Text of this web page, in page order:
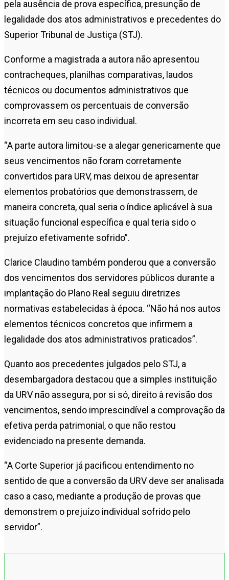
pela ausência de prova específica, presunção de
legalidade dos atos administrativos e precedentes do
Superior Tribunal de Justiça (STJ).
Conforme a magistrada a autora não apresentou
contracheques, planilhas comparativas, laudos
técnicos ou documentos administrativos que
comprovassem os percentuais de conversão
incorreta em seu caso individual.
“A parte autora limitou-se a alegar genericamente que
seus vencimentos não foram corretamente
convertidos para URV, mas deixou de apresentar
elementos probatórios que demonstrassem, de
maneira concreta, qual seria o índice aplicável à sua
situação funcional específica e qual teria sido o
prejuízo efetivamente sofrido”.
Clarice Claudino também ponderou que a conversão
dos vencimentos dos servidores públicos durante a
implantação do Plano Real seguiu diretrizes
normativas estabelecidas à época. “Não há nos autos
elementos técnicos concretos que infirmem a
legalidade dos atos administrativos praticados”.
Quanto aos precedentes julgados pelo STJ, a
desembargadora destacou que a simples instituição
da URV não assegura, por si só, direito à revisão dos
vencimentos, sendo imprescindível a comprovação da
efetiva perda patrimonial, o que não restou
evidenciado na presente demanda.
“A Corte Superior já pacificou entendimento no
sentido de que a conversão da URV deve ser analisada
caso a caso, mediante a produção de provas que
demonstrem o prejuízo individual sofrido pelo
servidor”.